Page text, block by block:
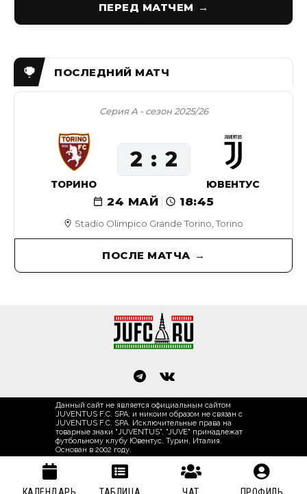
ПЕРЕД МАТЧЕМ
Stadio Olimpico Grande Torino, Torino
Серия А - сезон 2025/26
24 МАЙ 18:45
ТОРИНО
2 2
ЮВЕНТУС
ПОСЛЕ МАТЧА
Данный сайт не является официальным сайтом
JUVENTUS F.C. SPA, и никоим образом не связан с
JUVENTUS F.C. SPA. Исключительные права на
товарные знаки "JUVENTUS", "JUVE" принадлежат
футбольному клубу Ювентус, Турин, Италия.
Основан в 2002 году.